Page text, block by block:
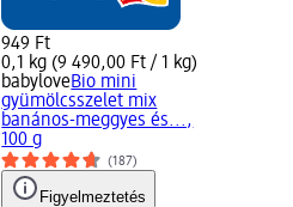
949 Ft
0,1 kg (9 490,00 Ft / 1 kg)
babyloveBio mini
gyümölcsszelet mix
banános-meggyes és...,
100 g
(187)
Figyelmeztetés